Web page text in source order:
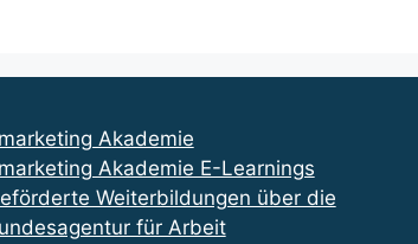
Akademie
Akademie E-Learnings
Weiterbildungen über die
für Arbeit